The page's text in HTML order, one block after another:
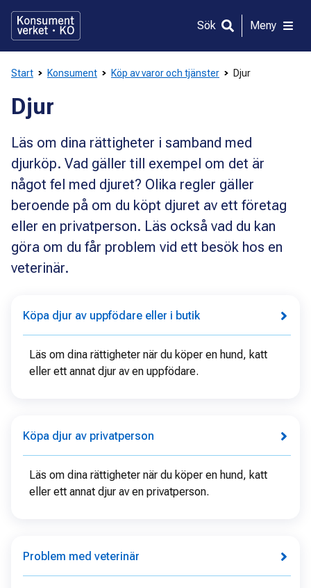
direkt
innehållet
Sök Meny
Start Konsument Köp av varor och tjänster Djur
Djur
Läs om dina rättigheter i samband med
djurköp. Vad gäller till exempel om det är
något fel med djuret? Olika regler gäller
beroende på om du köpt djuret av ett företag
eller en privatperson. Läs också vad du kan
göra om du får problem vid ett besök hos en
veterinär.
Köpa djur av uppfödare eller i butik
Läs om dina rättigheter när du köper en hund, katt
eller ett annat djur av en uppfödare.
Köpa djur av privatperson
Läs om dina rättigheter när du köper en hund, katt
eller ett annat djur av en privatperson.
Problem med veterinär